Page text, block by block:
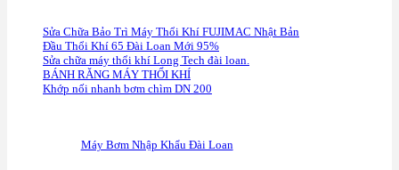
Sửa Chữa Bảo Trì Máy Thổi Khí FUJIMAC Nhật Bản
Đầu Thổi Khí 65 Đài Loan Mới 95%
Sửa chữa máy thổi khí Long Tech đài loan.
BÁNH RĂNG MÁY THỔI KHÍ
Khớp nối nhanh bơm chìm DN 200
Máy Bơm Nhập Khẩu Đài Loan